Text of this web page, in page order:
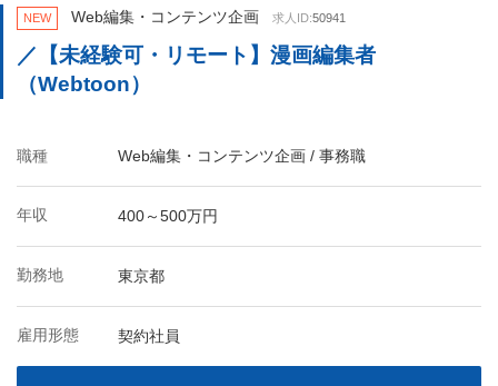
NEW Web編集・コンテンツ企画 求人ID:50941
／【未経験可・リモート】漫画編集者
（Webtoon）
職種 Web編集・コンテンツ企画 / 事務職
年収 400～500万円
勤務地 東京都
雇用形態 契約社員